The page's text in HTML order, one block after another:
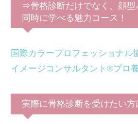
⇒骨格診断だけでなく、顔型
同時に学べる魅力コース！
国際カラープロフェッショナル
イメージコンサルタント®プロ
実際に骨格診断を受けたい方